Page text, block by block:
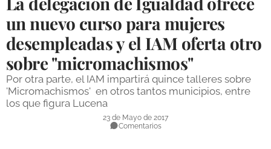
DEPORTES
COMPETICIONES
DEPORTE BASE
OPINIÓN
VENTANA CIUDADANA
un nuevo curso para mujeres
desempleadas y el IAM oferta otro
sobre "micromachismos"
Por otra parte, el IAM impartirá quince talleres sobre
'Micromachismos' en otros tantos municipios, entre
los que figura Lucena
23 de Mayo de 2017
Comentarios